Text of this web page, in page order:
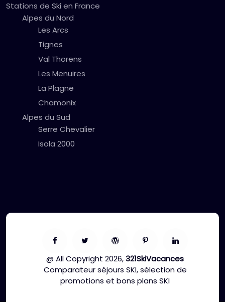
Stations de Ski en France
Alpes du Nord
Les Arcs
Tignes
Val Thorens
Les Menuires
La Plagne
Chamonix
Alpes du Sud
Serre Chevalier
Isola 2000
@ All Copyright 2026,321SkiVacances
Comparateur séjours SKI, sélection de
promotions et bons plans SKI